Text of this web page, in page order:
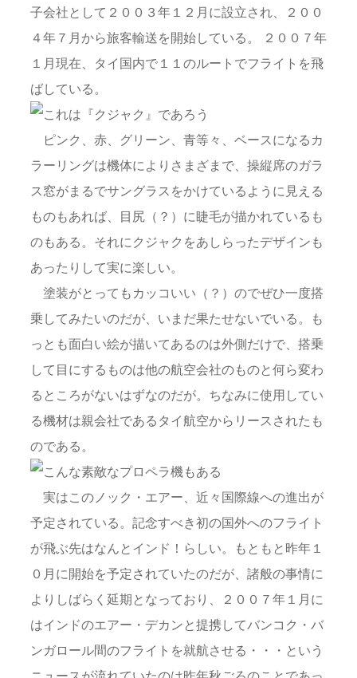
子会社として２００３年１２月に設立され、２００
４年７月から旅客輸送を開始している。 ２００７年
１月現在、タイ国内で１１のルートでフライトを飛
ばしている。
ピンク、赤、グリーン、青等々、ベースになるカ
ラーリングは機体によりさまざまで、操縦席のガラ
ス窓がまるでサングラスをかけているように見える
ものもあれば、目尻（？）に睫毛が描かれているも
のもある。それにクジャクをあしらったデザインも
あったりして実に楽しい。
塗装がとってもカッコいい（？）のでぜひ一度搭
乗してみたいのだが、いまだ果たせないでいる。も
っとも面白い絵が描いてあるのは外側だけで、搭乗
して目にするものは他の航空会社のものと何ら変わ
るところがないはずなのだが。ちなみに使用してい
る機材は親会社であるタイ航空からリースされたも
のである。
実はこのノック・エアー、近々国際線への進出が
予定されている。記念すべき初の国外へのフライト
が飛ぶ先はなんとインド！らしい。もともと昨年１
０月に開始を予定されていたのだが、諸般の事情に
よりしばらく延期となっており、２００７年１月に
はインドのエアー・デカンと提携してバンコク・バ
ンガロール間のフライトを就航させる・・・という